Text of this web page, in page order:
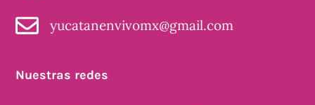
yucatanenvivomx@gmail.com
Nuestras redes